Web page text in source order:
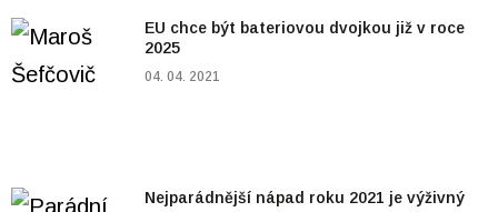
EU chce být bateriovou dvojkou již v roce
2025
04. 04. 2021
Nejparádnější nápad roku 2021 je výživný